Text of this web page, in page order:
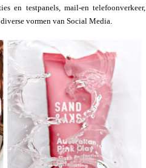
en testpanels, mail-en telefoonverkeer,
vormen van Social Media.